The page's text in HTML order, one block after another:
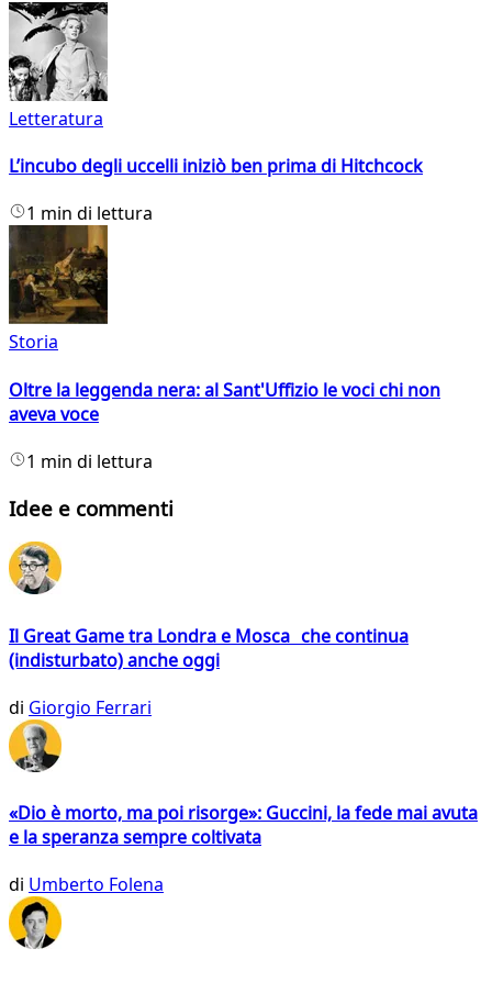
Letteratura
L’incubo degli uccelli iniziò ben prima di Hitchcock
1 min di lettura
Storia
Oltre la leggenda nera: al Sant'Uffizio le voci chi non
aveva voce
1 min di lettura
Idee e commenti
Il Great Game tra Londra e Mosca che continua
(indisturbato) anche oggi
di Giorgio Ferrari
«Dio è morto, ma poi risorge»: Guccini, la fede mai avuta
e la speranza sempre coltivata
di Umberto Folena